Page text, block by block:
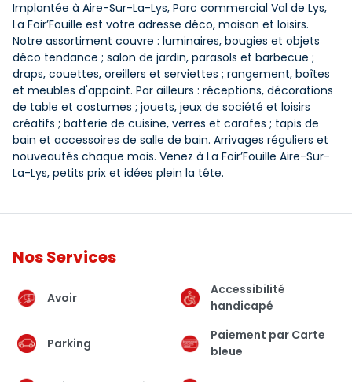
Implantée à Aire-Sur-La-Lys, Parc commercial Val de Lys,
La Foir’Fouille est votre adresse déco, maison et loisirs.
Notre assortiment couvre : luminaires, bougies et objets
déco tendance ; salon de jardin, parasols et barbecue ;
draps, couettes, oreillers et serviettes ; rangement, boîtes
et meubles d'appoint. Par ailleurs : réceptions, décorations
de table et costumes ; jouets, jeux de société et loisirs
créatifs ; batterie de cuisine, verres et carafes ; tapis de
bain et accessoires de salle de bain. Arrivages réguliers et
nouveautés chaque mois. Venez à La Foir’Fouille Aire-Sur-
La-Lys, petits prix et idées plein la tête.
Nos Services
Avoir
Accessibilité
handicapé
Parking
Paiement par Carte
bleue